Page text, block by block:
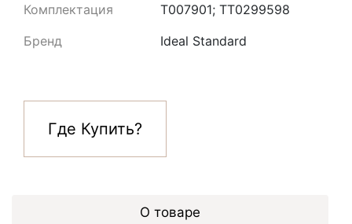
Комплектация
T007901; TT0299598
Бренд
Ideal Standard
Где Купить?
О товаре